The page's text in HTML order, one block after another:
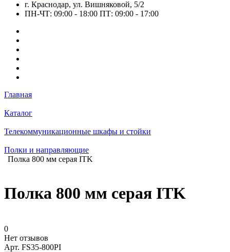
г. Краснодар, ул. Вишняковой, 5/2
ПН-ЧТ: 09:00 - 18:00 ПТ: 09:00 - 17:00
Главная
Каталог
Телекоммуникационные шкафы и стойки
Полки и направляющие
Полка 800 мм серая ITK
Полка 800 мм серая ITK
0
Нет отзывов
Арт. FS35-800PI